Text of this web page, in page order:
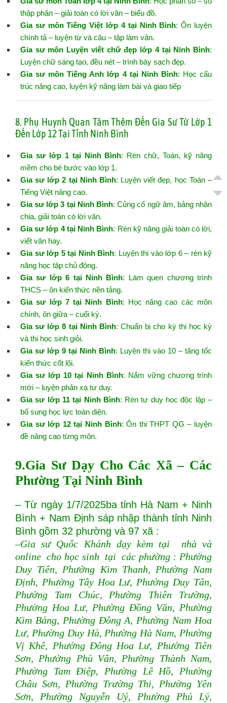
thập phân – giải toán có lời văn – biểu đồ.
Gia sư môn Tiếng Việt lớp 4 tại Ninh Bình: Ôn luyện
chính tả – luyện từ và câu – tập làm văn.
Gia sư môn Luyện viết chữ đẹp lớp 4 tại Ninh Bình:
Luyện chữ sáng tạo, đều nét – trình bày sạch đẹp.
Gia sư môn Tiếng Anh lớp 4 tại Ninh Bình: Học cấu
trúc nâng cao, luyện kỹ năng làm bài và giao tiếp
8. Phụ Huynh Quan Tâm Thêm Đến Gia Sư Từ Lớp 1
Đến Lớp 12 Tại Tỉnh Ninh Bình
Gia sư lớp 1 tại Ninh Bình: Rèn chữ, Toán, kỹ năng
mềm cho bé bước vào lớp 1.
Gia sư lớp 2 tại Ninh Bình: Luyện viết đẹp, học Toán –
Tiếng Việt nâng cao.
Gia sư lớp 3 tại Ninh Bình: Củng cố ngữ âm, bảng nhân
chia, giải toán có lời văn.
Gia sư lớp 4 tại Ninh Bình: Rèn kỹ năng giải toán có lời,
viết văn hay.
Gia sư lớp 5 tại Ninh Bình: Luyện thi vào lớp 6 – rèn kỹ
năng học tập chủ động.
Gia sư lớp 6 tại Ninh Bình: Làm quen chương trình
THCS – ôn kiến thức nền tảng.
Gia sư lớp 7 tại Ninh Bình: Học nâng cao các môn
chính, ôn giữa – cuối kỳ.
Gia sư lớp 8 tại Ninh Bình: Chuẩn bị cho kỳ thi học kỳ
và thi học sinh giỏi.
Gia sư lớp 9 tại Ninh Bình: Luyện thi vào 10 – tăng tốc
kiến thức cốt lõi.
Gia sư lớp 10 tại Ninh Bình: Nắm vững chương trình
mới – luyện phản xạ tư duy.
Gia sư lớp 11 tại Ninh Bình: Rèn tư duy học độc lập –
bổ sung học lực toàn diện.
Gia sư lớp 12 tại Ninh Bình: Ôn thi THPT QG – luyện
đề nâng cao từng môn.
9.Gia Sư Dạy Cho Các Xã – Các
Phường Tại Ninh Bình
– Từ ngày 1/7/2025ba tỉnh Hà Nam + Ninh
Bình + Nam Định sáp nhập thành tỉnh Ninh
Bình gồm 32 phường và 97 xã :
–Gia sư Quốc Khánh dạy kèm tại nhà và
online cho học sinh tại các phường : Phường
Duy Tiên, Phường Kim Thanh, Phường Nam
Định, Phường Tây Hoa Lư, Phường Duy Tân,
Phường Tam Chúc, Phường Thiên Trường,
Phường Hoa Lư, Phường Đồng Văn, Phường
Kim Bảng, Phường Đông A, Phường Nam Hoa
Lư, Phường Duy Hà, Phường Hà Nam, Phường
Vị Khê, Phường Đông Hoa Lư, Phường Tiên
Sơn, Phường Phù Vân, Phường Thành Nam,
Phường Tam Điệp, Phường Lê Hồ, Phường
Châu Sơn, Phường Trường Thi, Phường Yên
Sơn, Phường Nguyễn Uý, Phường Phủ Lý,